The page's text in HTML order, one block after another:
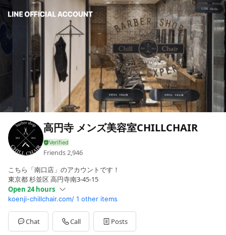
高円寺 メンズ美容室CHILLCHAIR
Friends2,946
こちら「南口店」のアカウントです！
東京都 杉並区 高円寺南3-45-15
Open 24 hours
Sun10:30 - 20:00
MonClosed
Tue12:00 - 22:00
Wed12:00 - 22:00
koenji-chillchair.com/ 1 other items
Chat Call Posts